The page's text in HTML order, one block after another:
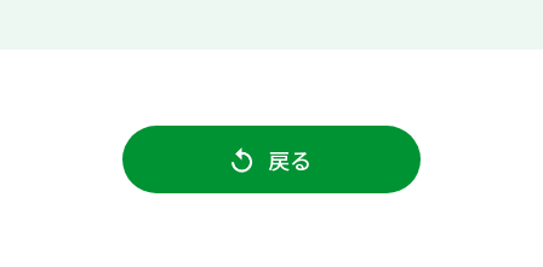
戻る